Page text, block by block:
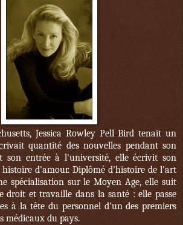
Jessica Rowley Pell Bird tenait un
quantité des nouvelles pendant son
son entrée à l'université, elle écrivit son
d'amour. Diplômé d'histoire de l'art
spécialisation sur le Moyen Age, elle suit
droit et travaille dans la santé : elle passe
à la tête du personnel d'un des premiers
médicaux du pays.